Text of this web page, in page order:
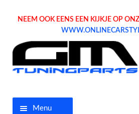
NEEM OOK EENS EEN KIJKJE OP
Menu